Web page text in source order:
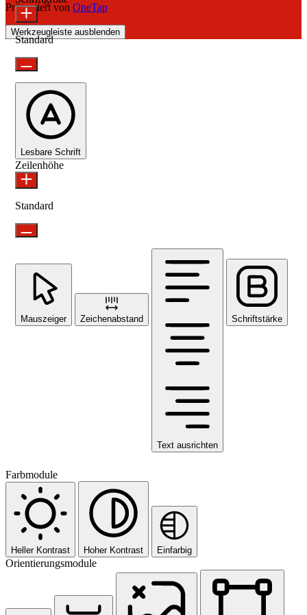
Präsentiert von OneTap
Werkzeugleiste ausblenden
Standard
Lesbare Schrift
Zeilenhöhe
Standard
Mauszeiger Zeichenabstand
Text ausrichten
Schriftstärke
Farbmodule
Heller Kontrast Hoher Kontrast Einfarbig
Orientierungsmodule